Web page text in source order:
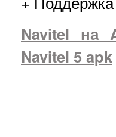
Navitel на
Navitel 5 apk